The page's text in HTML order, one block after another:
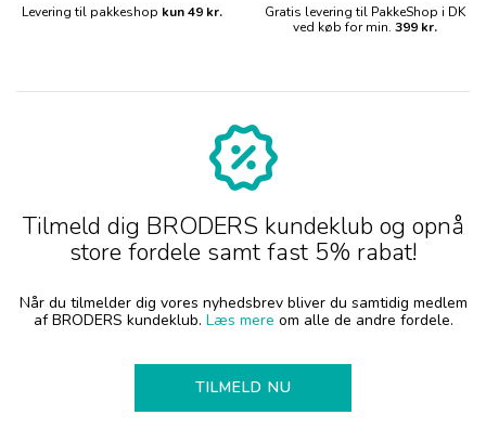
Levering til pakkeshop kun 49 kr.
Gratis levering til PakkeShop i DK
ved køb for min. 399 kr.
Tilmeld dig BRODERS kundeklub og opnå
store fordele samt fast 5% rabat!
Når du tilmelder dig vores nyhedsbrev bliver du samtidig medlem
af BRODERS kundeklub. Læs mere om alle de andre fordele.
TILMELD NU